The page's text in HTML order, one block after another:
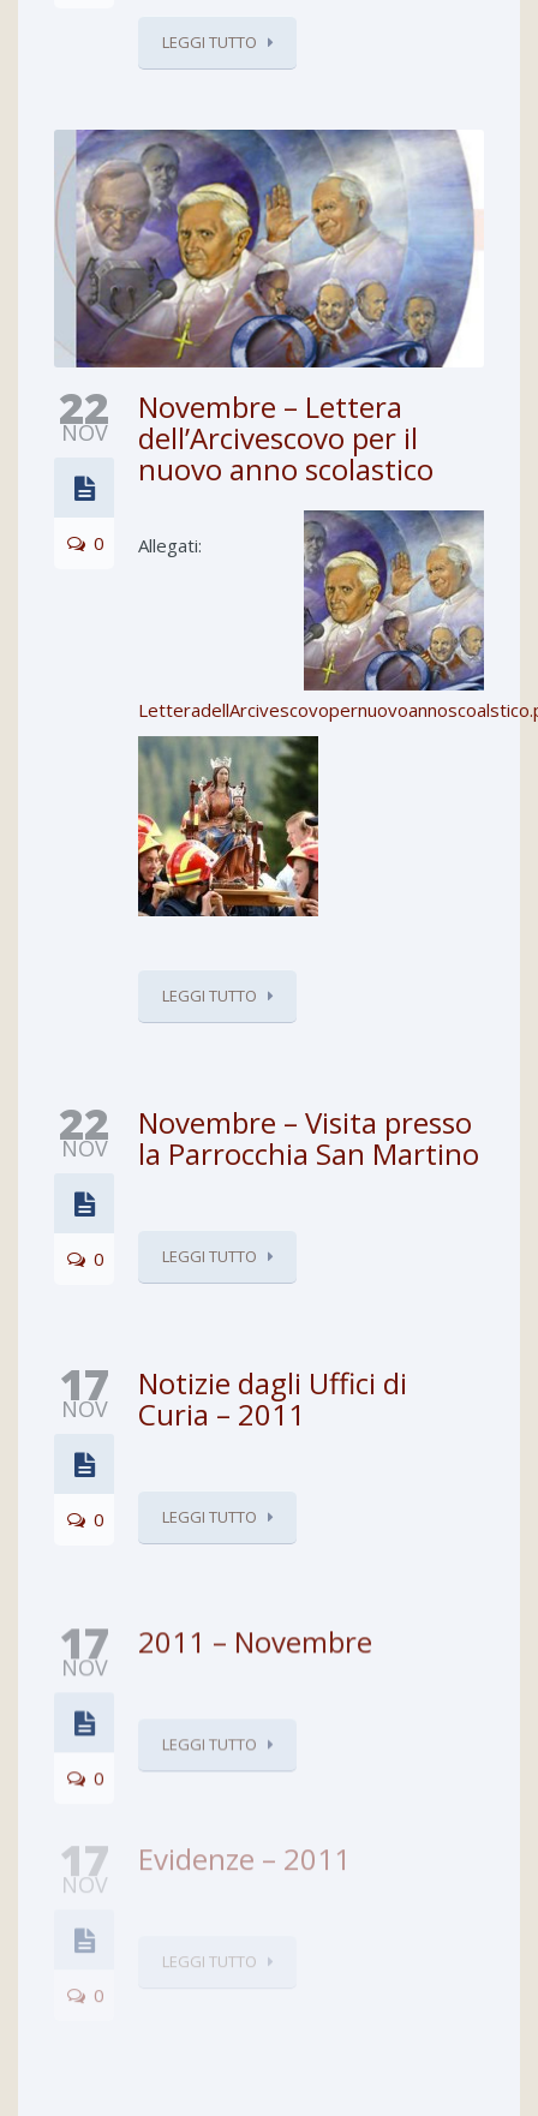
LEGGI TUTTO
22
NOV
0
Novembre – Lettera
dell’Arcivescovo per il
nuovo anno scolastico
Allegati:
LEGGI TUTTO
22
NOV
0
Novembre – Visita presso
la Parrocchia San Martino
LEGGI TUTTO
17
NOV
0
Notizie dagli Uffici di
Curia – 2011
LEGGI TUTTO
17
NOV
0
2011 – Novembre
LEGGI TUTTO
17
NOV
0
Evidenze – 2011
LEGGI TUTTO